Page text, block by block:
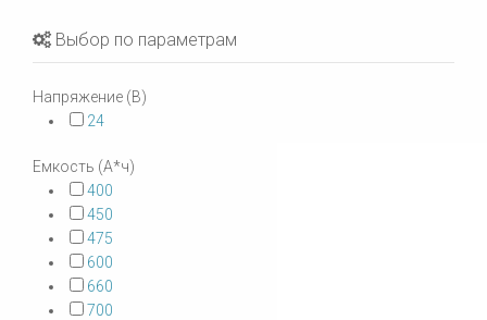
Выбор по параметрам
Напряжение (В)
24
Емкость (А*ч)
400
450
475
600
660
700